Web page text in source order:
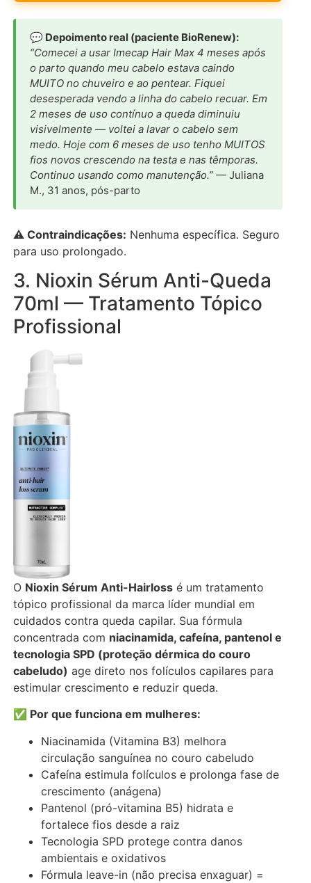
💬 Depoimento real (paciente BioRenew):
“Comecei a usar Imecap Hair Max 4 meses após
o parto quando meu cabelo estava caindo
MUITO no chuveiro e ao pentear. Fiquei
desesperada vendo a linha do cabelo recuar. Em
2 meses de uso contínuo a queda diminuiu
visivelmente — voltei a lavar o cabelo sem
medo. Hoje com 6 meses de uso tenho MUITOS
fios novos crescendo na testa e nas têmporas.
Continuo usando como manutenção.” — Juliana
M., 31 anos, pós-parto
⚠️ Contraindicações: Nenhuma específica. Seguro
para uso prolongado.
3. Nioxin Sérum Anti-Queda
70ml — Tratamento Tópico
Profissional
O Nioxin Sérum Anti-Hairloss é um tratamento
tópico profissional da marca líder mundial em
cuidados contra queda capilar. Sua fórmula
concentrada com niacinamida, cafeína, pantenol e
tecnologia SPD (proteção dérmica do couro
cabeludo) age direto nos folículos capilares para
estimular crescimento e reduzir queda.
✅ Por que funciona em mulheres:
Niacinamida (Vitamina B3) melhora
circulação sanguínea no couro cabeludo
Cafeína estimula folículos e prolonga fase de
crescimento (anágena)
Pantenol (pró-vitamina B5) hidrata e
fortalece fios desde a raiz
Tecnologia SPD protege contra danos
ambientais e oxidativos
Fórmula leave-in (não precisa enxaguar) =